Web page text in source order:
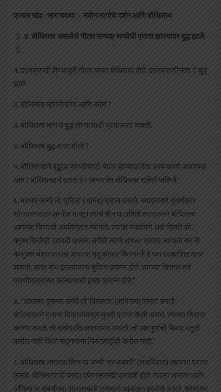
प्रथम खंड : भाग चवथा – नवीन मार्गाचे दर्शन आणि बोधिलाभ
४. बोधिसत्व असलेले गौतम सम्यक् सम्बोधी प्राप्त झाल्यावर बुद्ध झाले.
१. ज्ञानप्राप्ती होण्यापूर्वी गौतम फक्त बोधिसत्व होते. ज्ञानप्राप्तीनंतर ते बुद्ध
झाले.
२. बोधिसत्व म्हणजे काय आणि कोण ?
३. बोधिसत्व म्हणजे बुद्ध होण्यासाठी प्रयासरत व्यक्ती.
४. बोधिसत्व बुद्ध कसा होतो ?
५. बोधिसत्वाने बुद्धत्व प्राप्तीसाठी पात्र होण्याकरिता काय करणे आवश्यक
आहे ? बोधिसत्वाने सतत १० जन्मपर्यंत बोधिसत्व राहिले पाहिजे.”
६. प्रथम जन्मी तो ‘मुदिता’ (आनंद) प्राप्त करतो. ज्याप्रमाणे सुवर्णकार
सोन्यारुप्याला अग्नीत भाजून त्यांचे हीन घालवितो त्याप्रमाणे बोधिसत्व
आपल्या चित्ताची अपवित्रता त्यागतो. त्याला स्पष्टपणे असे दिसते की,
मनुष्य कितीही प्रमादी असला तरीही त्याने आपला प्रमाद त्यागला तर तो
मेघमुक्त चंद्रासारखा आपल्या मृदु कोमल किरणांनी हे जग प्रकाशित करू
शकतो. याचा बोध झाल्यावरच मुदिता उत्पन्न होते. त्याच्या चित्तात सर्व
प्राणीमात्रांच्या कल्याणाची इच्छा उत्पन्न होते.”
७. “आपल्या दुसऱ्या जन्मी तो ‘विमलता’ (पावित्र्य) प्राप्त करतो.
बोधिसत्वाने वासना विकारांपासून मुक्ती प्राप्त केली असते. त्याच्या चित्तात
करुणा वसते. तो सर्वाप्रति करुणामय असतो. तो अवगुणांची मिथ्या स्तुती
करीत नाही किंवा सद्गणांना निरुत्साहीही करीत नाही.”
८. बोधिसत्व आपल्या तिसऱ्या जन्मी ‘प्रभाकारी’ (तजस्विता) अवस्था प्राप्त
करतो. बोधिसत्वाची प्रज्ञा दर्पणासारखी पारदर्शी होते. त्याला अनात्म आणि
अनित्य या संबंधीच्या सारतत्त्वाचे पूर्णत्वाने आकलन झालेले असते. श्रेष्ठतम